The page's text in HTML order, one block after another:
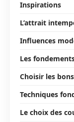
Inspirations
L’attrait
Influences
Les
Choisir les
Techniques
Le choix des